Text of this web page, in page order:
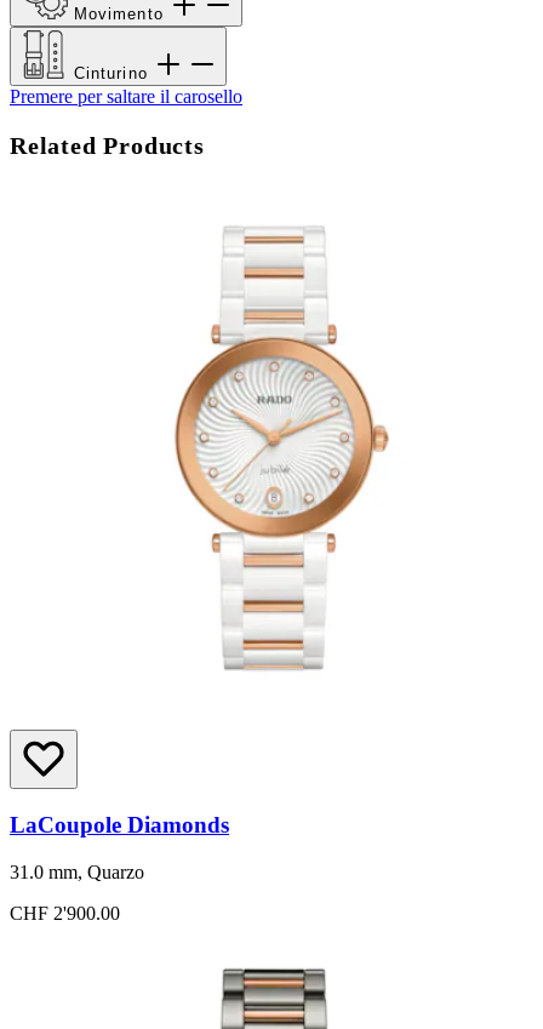
Movimento
Cinturino
Premere per saltare il carosello
Related Products
LaCoupole Diamonds
31.0 mm, Quarzo
CHF 2'900.00